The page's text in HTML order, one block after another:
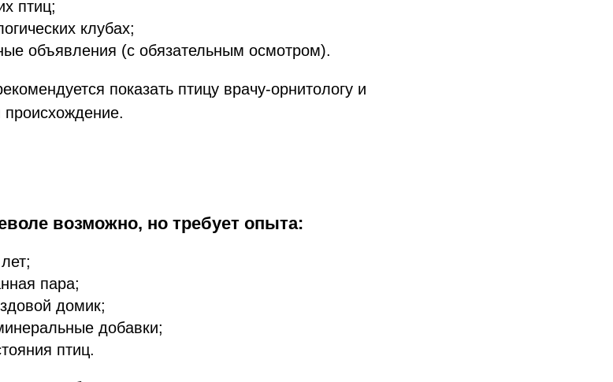
птиц;
клубах;
объявления (с обязательным осмотром).
показать птицу врачу-орнитологу и
происхождение.
возможно, но требует опыта:
пара;
домик;
добавки;
птиц.